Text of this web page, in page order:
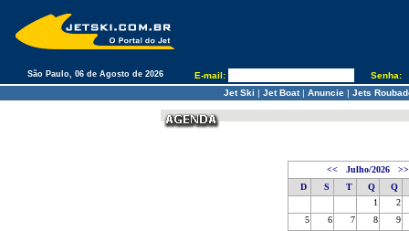
São Paulo, 06 de Agosto de 2026 E-mail:
Senha:
Jet Ski | Jet Boat| Anuncie | Jets
<< Julho/2026
>>
D
S T Q
Q
1
2
5
6 7 8
9